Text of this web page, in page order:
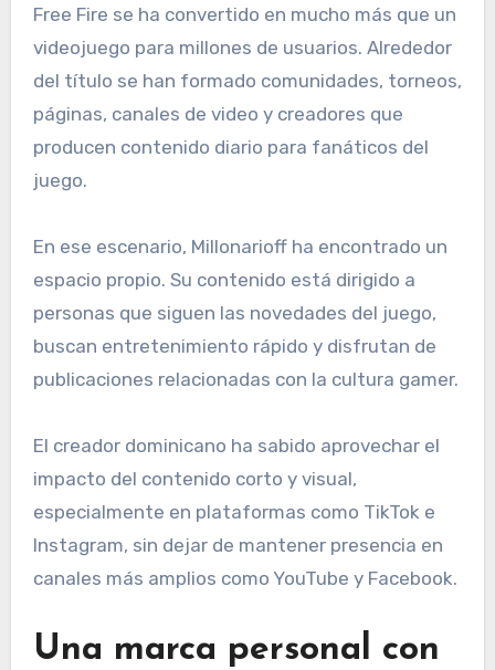
Free Fire se ha convertido en mucho más que un
videojuego para millones de usuarios. Alrededor
del título se han formado comunidades, torneos,
páginas, canales de video y creadores que
producen contenido diario para fanáticos del
juego.
En ese escenario, Millonarioff ha encontrado un
espacio propio. Su contenido está dirigido a
personas que siguen las novedades del juego,
buscan entretenimiento rápido y disfrutan de
publicaciones relacionadas con la cultura gamer.
El creador dominicano ha sabido aprovechar el
impacto del contenido corto y visual,
especialmente en plataformas como TikTok e
Instagram, sin dejar de mantener presencia en
canales más amplios como YouTube y Facebook.
Una marca personal con